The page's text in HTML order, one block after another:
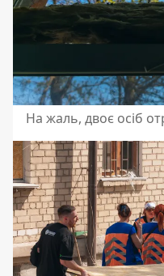
На жаль, двоє осіб